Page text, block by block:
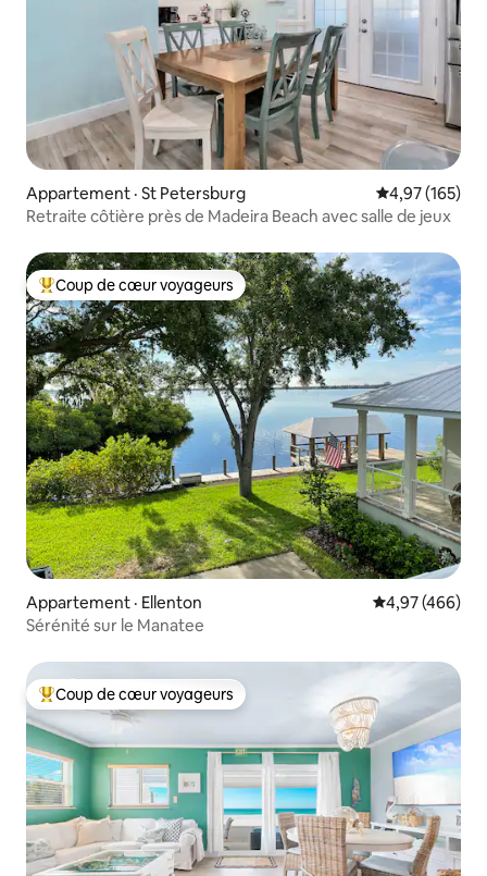
Appartement · St Petersburg Note
4,97 (165)
Retraite côtière près de Madeira Beach avec salle de jeux
Coup de cœur voyageurs parmi les plus aimés
Coup de cœur voyageurs
Appartement · Ellenton Note
4,97 (466)
Sérénité sur le Manatee
Coup de cœur voyageurs parmi les plus aimés
Coup de cœur voyageurs